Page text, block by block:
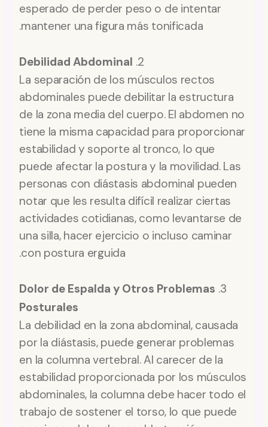
esperado de perder peso o de intentar
mantener una figura más tonificada.
2.
Debilidad Abdominal
La separación de los músculos rectos
abdominales puede debilitar la estructura
de la zona media del cuerpo. El abdomen no
tiene la misma capacidad para proporcionar
estabilidad y soporte al tronco, lo que
puede afectar la postura y la movilidad. Las
personas con diástasis abdominal pueden
notar que les resulta difícil realizar ciertas
actividades cotidianas, como levantarse de
una silla, hacer ejercicio o incluso caminar
con postura erguida.
3.
Dolor de Espalda y Otros Problemas
Posturales
La debilidad en la zona abdominal, causada
por la diástasis, puede generar problemas
en la columna vertebral. Al carecer de la
estabilidad proporcionada por los músculos
abdominales, la columna debe hacer todo el
trabajo de sostener el torso, lo que puede